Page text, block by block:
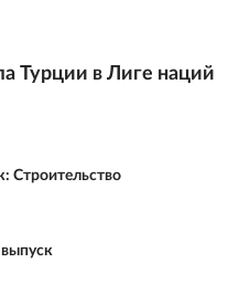
Турции в Лиге наций
Строительство
выпуск